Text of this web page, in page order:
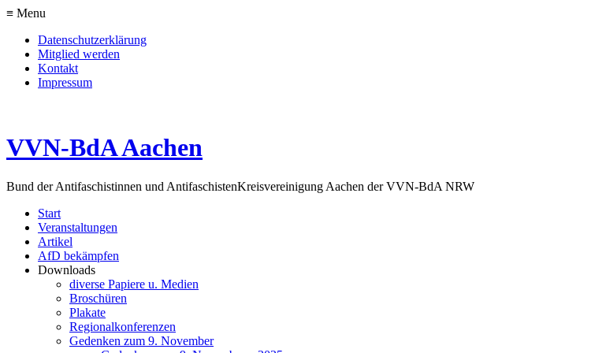
≡ Menu
Datenschutzerklärung
Mitglied werden
Kontakt
Impressum
VVN-BdA Aachen
Bund der Antifaschistinnen und AntifaschistenKreisvereinigung Aachen der VVN-BdA NRW
Start
Veranstaltungen
Artikel
AfD bekämpfen
Downloads
diverse Papiere u. Medien
Broschüren
Plakate
Regionalkonferenzen
Gedenken zum 9. November